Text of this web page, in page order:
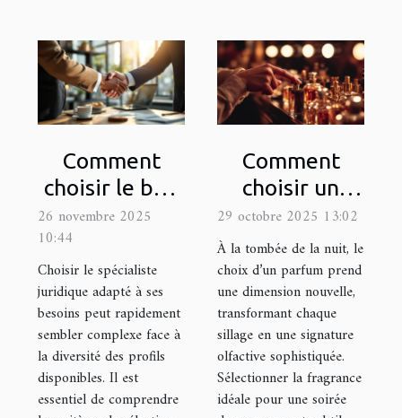
Comment
choisir le bon
spécialiste
juridique pour
vos besoins ?
26 novembre 2025
10:44
Choisir le spécialiste
juridique adapté à ses
besoins peut rapidement
sembler complexe face à
la diversité des profils
disponibles. Il est
essentiel de comprendre
Comment
choisir un
parfum pour
les occasions
nocturnes ?
29 octobre 2025 13:02
À la tombée de la nuit, le
choix d’un parfum prend
une dimension nouvelle,
transformant chaque
sillage en une signature
olfactive sophistiquée.
Sélectionner la fragrance
idéale pour une soirée